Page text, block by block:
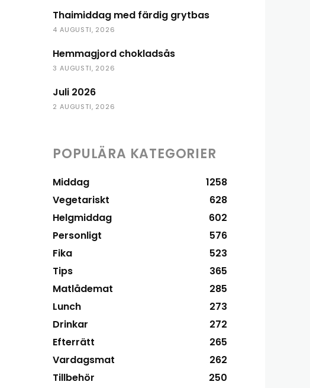
Thaimiddag med färdig grytbas
4 AUGUSTI, 2026
Hemmagjord chokladsås
3 AUGUSTI, 2026
Juli 2026
2 AUGUSTI, 2026
POPULÄRA KATEGORIER
Middag
1258
Vegetariskt
628
Helgmiddag
602
Personligt
576
Fika
523
Tips
365
Matlådemat
285
Lunch
273
Drinkar
272
Efterrätt
265
Vardagsmat
262
Tillbehör
250